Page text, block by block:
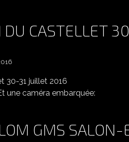
DU CASTELLET
une caméra embarquée:
GMS